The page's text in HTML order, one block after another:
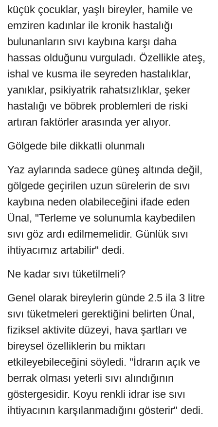
küçük çocuklar, yaşlı bireyler, hamile ve
emziren kadınlar ile kronik hastalığı
bulunanların sıvı kaybına karşı daha
hassas olduğunu vurguladı. Özellikle ateş,
ishal ve kusma ile seyreden hastalıklar,
yanıklar, psikiyatrik rahatsızlıklar, şeker
hastalığı ve böbrek problemleri de riski
artıran faktörler arasında yer alıyor.
Gölgede bile dikkatli olunmalı
Yaz aylarında sadece güneş altında değil,
gölgede geçirilen uzun sürelerin de sıvı
kaybına neden olabileceğini ifade eden
Ünal, "Terleme ve solunumla kaybedilen
sıvı göz ardı edilmemelidir. Günlük sıvı
ihtiyacımız artabilir" dedi.
Ne kadar sıvı tüketilmeli?
Genel olarak bireylerin günde 2.5 ila 3 litre
sıvı tüketmeleri gerektiğini belirten Ünal,
fiziksel aktivite düzeyi, hava şartları ve
bireysel özelliklerin bu miktarı
etkileyebileceğini söyledi. "İdrarın açık ve
berrak olması yeterli sıvı alındığının
göstergesidir. Koyu renkli idrar ise sıvı
ihtiyacının karşılanmadığını gösterir" dedi.